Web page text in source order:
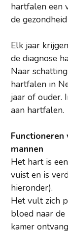
hartfalen een
de
Elk jaar
de diagnose
Naar
hartfalen in
jaar of ouder.
aan hartfalen.
mannen
Het hart is
vuist en is
hieronder).
Het vult zich
bloed naar de
kamer